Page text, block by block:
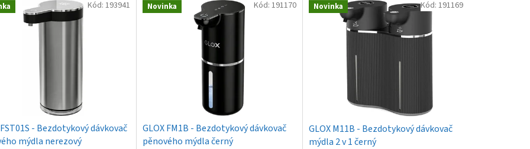
- Bezdotykový dávkovač
mýdla nerezový
Kód: 193941 Novinka
GLOX FM1B - Bezdotykový dávkovač
pěnového mýdla černý
Kód: 191170 Novinka
GLOX M11B - Bezdotykový dávkovač
mýdla 2 v 1 černý
Kód: 191169